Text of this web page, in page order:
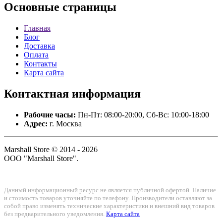
Основные страницы
Главная
Блог
Доставка
Оплата
Контакты
Карта сайта
Контактная информация
Рабочие часы: Пн-Пт: 08:00-20:00, Сб-Вс: 10:00-18:00
Адрес: г. Москва
Marshall Store © 2014 - 2026
ООО "Marshall Store".
Данный информационный ресурс не является публичной офертой. Наличие
и стоимость товаров уточняйте по телефону. Производители оставляют за
собой право изменять технические характеристики и внешний вид товаров
без предварительного уведомления. Карта сайта